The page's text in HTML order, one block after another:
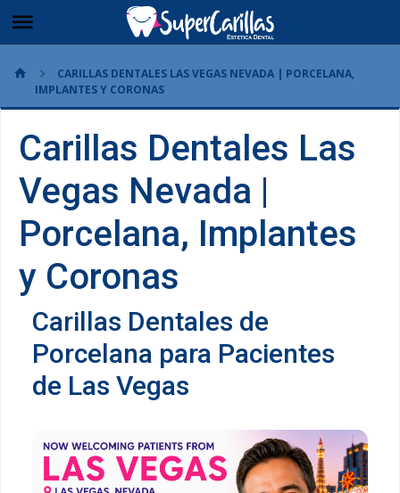
CARILLAS DENTALES LAS VEGAS NEVADA | PORCELANA,
IMPLANTES Y CORONAS
Carillas Dentales Las
Vegas Nevada |
Porcelana, Implantes
y Coronas
Carillas Dentales de
Porcelana para Pacientes
de Las Vegas